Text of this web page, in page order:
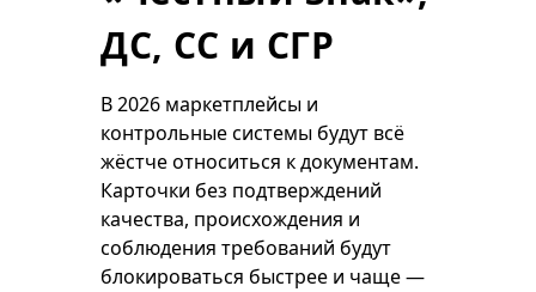
ДС, СС и СГР
В 2026 маркетплейсы и
контрольные системы будут всё
жёстче относиться к документам.
Карточки без подтверждений
качества, происхождения и
соблюдения требований будут
блокироваться быстрее и чаще —